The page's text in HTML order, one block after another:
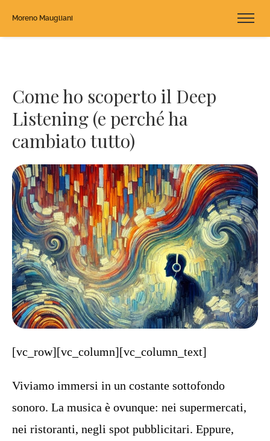
Moreno Maugliani
Come ho scoperto il Deep
Listening (e perché ha
cambiato tutto)
[vc_row][vc_column][vc_column_text]
Viviamo immersi in un costante sottofondo
sonoro. La musica è ovunque: nei supermercati,
nei ristoranti, negli spot pubblicitari. Eppure,